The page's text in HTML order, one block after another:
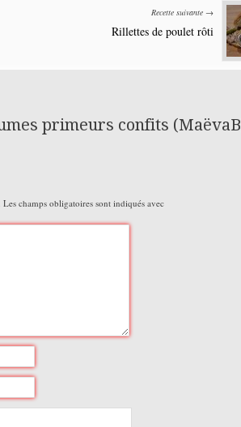
Recette suivante →
Rillettes de poulet rôti
primeurs confits
Les champs obligatoires sont indiqués avec